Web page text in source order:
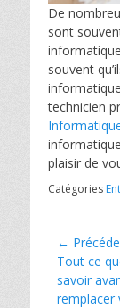
De
sont
souvent
technicien
plaisir de
Catégories
de
l’article
←
Article
précédent :
Tout ce
savoir
remplacer